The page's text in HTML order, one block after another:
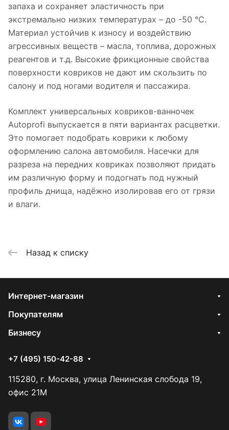
запаха и сохраняет эластичность при
экстремально низких температурах – до -50 °С.
Материал устойчив к износу и воздействию
агрессивных веществ – масла, топлива, дорожных
реагентов и т.д. Высокие фрикционные свойства
поверхности ковриков не дают им скользить по
салону и под ногами водителя и пассажира.
Комплект универсальных ковриков-ванночек
Autoprofi выпускается в пяти вариантах расцветки.
Это помогает подобрать коврики к любому
оформлению салона автомобиля. Насечки для
разреза на передних ковриках позволяют придать
им различную форму и подогнать под нужный
профиль днища, надёжно изолировав его от грязи
и влаги.
Назад к списку
Интернет-магазин
Покупателям
Бизнесу
+7 (495) 150-42-88
115280, г. Москва, улица Ленинская слобода 19,
офис 21М